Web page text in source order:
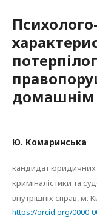
домашнім
Ю. Комаринська
кандидат
криміналістики та
внутрішніх справ, м.
https://orcid.org/0000-